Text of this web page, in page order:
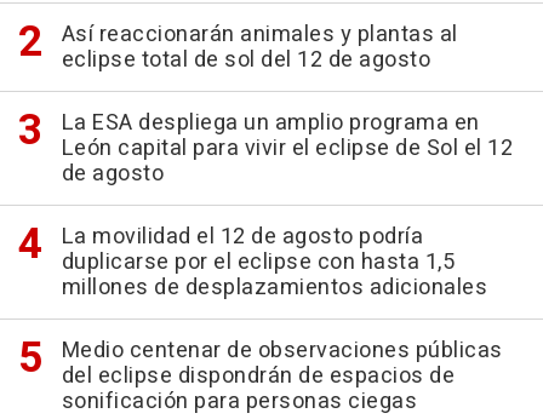
Así reaccionarán animales y plantas al
eclipse total de sol del 12 de agosto
La ESA despliega un amplio programa en
León capital para vivir el eclipse de Sol el 12
de agosto
La movilidad el 12 de agosto podría
duplicarse por el eclipse con hasta 1,5
millones de desplazamientos adicionales
Medio centenar de observaciones públicas
del eclipse dispondrán de espacios de
sonificación para personas ciegas